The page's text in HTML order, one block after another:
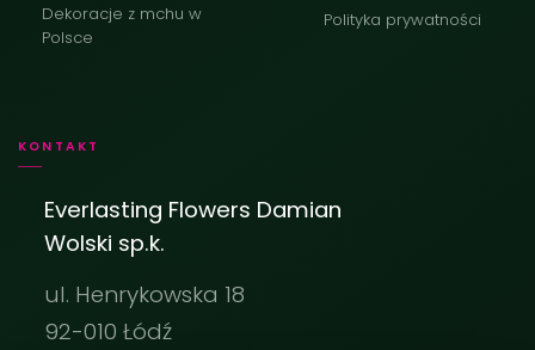
Dekoracje z mchu w
Polsce
Polityka prywatności
KONTAKT
Everlasting Flowers Damian
Wolski sp.k.
ul. Henrykowska 18
92-010 Łódź